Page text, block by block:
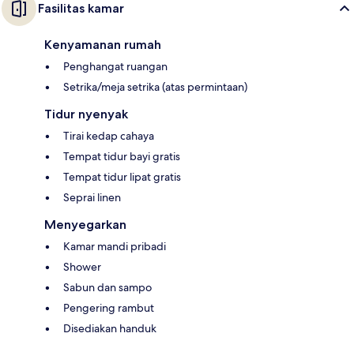
Fasilitas kamar
Kenyamanan rumah
Penghangat ruangan
Setrika/meja setrika (atas permintaan)
Tidur nyenyak
Tirai kedap cahaya
Tempat tidur bayi gratis
Tempat tidur lipat gratis
Seprai linen
Menyegarkan
Kamar mandi pribadi
Shower
Sabun dan sampo
Pengering rambut
Disediakan handuk